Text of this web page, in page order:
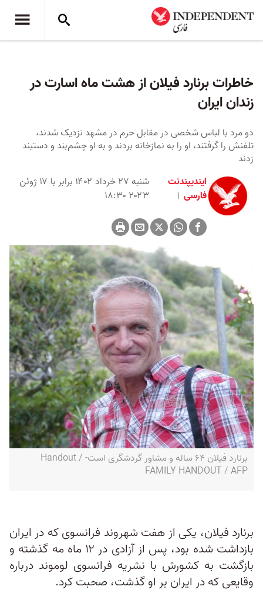
خاطرات برنارد فیلان از هشت ماه اسارت در
زندان ایران
دو مرد با لباس شخصی در مقابل حرم در مشهد نزدیک شدند،
تلفنش را گرفتند، او را به نمازخانه بردند و به او چشم‌بند و دستبند
زدند
ایندیپندنت
فارسی
شنبه ۲۷ خرداد ۱۴۰۲ برابر با ۱۷ ژوئن
۲۰۲۳ ۱۸:۳۰
برنارد فیلان ۶۴ ساله و مشاور گردشگری است- Handout /
FAMILY HANDOUT / AFP
برنارد فیلان، یکی از هفت شهروند فرانسوی که در ایران
بازداشت شده بود، پس از آزادی در ۱۲ ماه مه گذشته و
بازگشت به کشورش با نشریه فرانسوی لوموند درباره
وقایعی که در ایران بر او گذشت، صحبت کرد.